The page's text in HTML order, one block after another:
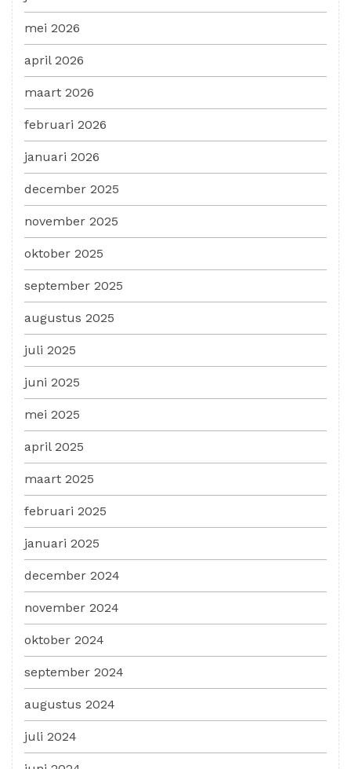
mei 2026
april 2026
maart 2026
februari 2026
januari 2026
december 2025
november 2025
oktober 2025
september 2025
augustus 2025
juli 2025
juni 2025
mei 2025
april 2025
maart 2025
februari 2025
januari 2025
december 2024
november 2024
oktober 2024
september 2024
augustus 2024
juli 2024